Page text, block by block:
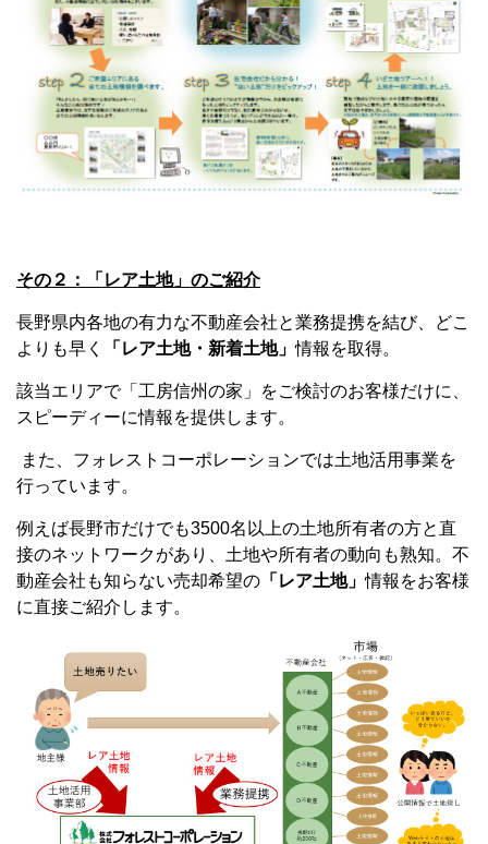
その２：「レア土地」のご紹介
長野県内各地の有力な不動産会社と業務提携を結び、どこ
よりも早く
「レア土地・新着土地」情報を取得。
該当エリアで「工房信州の家」をご検討のお客様だけに、
スピーディーに情報を提供します。
また、フォレストコーポレーションでは土地活用事業を
行っています。
例えば長野市だけでも3500名以上の土地所有者の方と直
接のネットワークがあり、土地や所有者の動向も熟知。不
動産会社も知らない売却希望の 「レア土地」情報をお客様
に直接ご紹介します。